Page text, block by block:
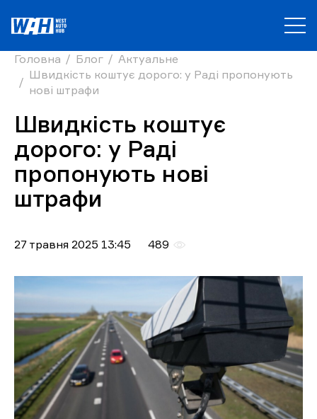
Головна Блог
Актуальне
Швидкість коштує дорого: у Раді пропонують
нові штрафи
Швидкість коштує
дорого: у Раді
пропонують нові
штрафи
27 травня 2025 13:45 489